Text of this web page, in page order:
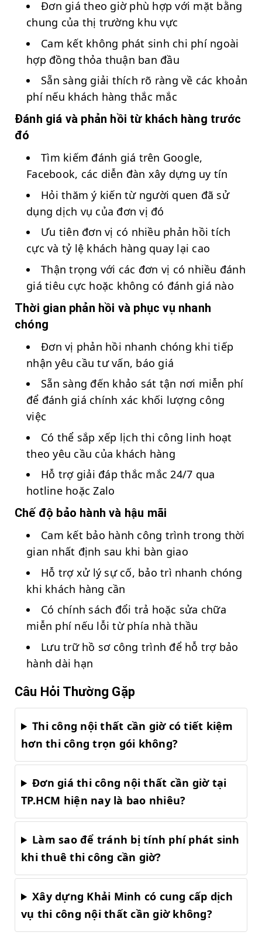
Đơn giá theo giờ phù hợp với mặt bằng
chung của thị trường khu vực
Cam kết không phát sinh chi phí ngoài
hợp đồng thỏa thuận ban đầu
Sẵn sàng giải thích rõ ràng về các khoản
phí nếu khách hàng thắc mắc
Đánh giá và phản hồi từ khách hàng trước
đó
Tìm kiếm đánh giá trên Google,
Facebook, các diễn đàn xây dựng uy tín
Hỏi thăm ý kiến từ người quen đã sử
dụng dịch vụ của đơn vị đó
Ưu tiên đơn vị có nhiều phản hồi tích
cực và tỷ lệ khách hàng quay lại cao
Thận trọng với các đơn vị có nhiều đánh
giá tiêu cực hoặc không có đánh giá nào
Thời gian phản hồi và phục vụ nhanh
chóng
Đơn vị phản hồi nhanh chóng khi tiếp
nhận yêu cầu tư vấn, báo giá
Sẵn sàng đến khảo sát tận nơi miễn phí
để đánh giá chính xác khối lượng công
việc
Có thể sắp xếp lịch thi công linh hoạt
theo yêu cầu của khách hàng
Hỗ trợ giải đáp thắc mắc 24/7 qua
hotline hoặc Zalo
Chế độ bảo hành và hậu mãi
Cam kết bảo hành công trình trong thời
gian nhất định sau khi bàn giao
Hỗ trợ xử lý sự cố, bảo trì nhanh chóng
khi khách hàng cần
Có chính sách đổi trả hoặc sửa chữa
miễn phí nếu lỗi từ phía nhà thầu
Lưu trữ hồ sơ công trình để hỗ trợ bảo
hành dài hạn
Câu Hỏi Thường Gặp
Thi công nội thất cần giờ có tiết kiệm
hơn thi công trọn gói không?
Đơn giá thi công nội thất cần giờ tại
TP.HCM hiện nay là bao nhiêu?
Làm sao để tránh bị tính phí phát sinh
khi thuê thi công cần giờ?
Xây dựng Khải Minh có cung cấp dịch
vụ thi công nội thất cần giờ không?